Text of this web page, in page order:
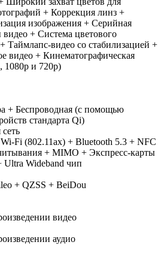
+ Коррекция линз +
изображения + Серийная
+ Система цветового
Таймлапс-видео со стабилизацией +
видео + Кинематографическая
1080p и 720p)
+ Беспроводная (с помощью
стандарта Qi)
Fi (802.11​ax) + Bluetooth 5.3 + NFC
+ MIMO + Экспресс‑карты
Ultra Wideband чип
+ QZSS + BeiDou
видео
аудио